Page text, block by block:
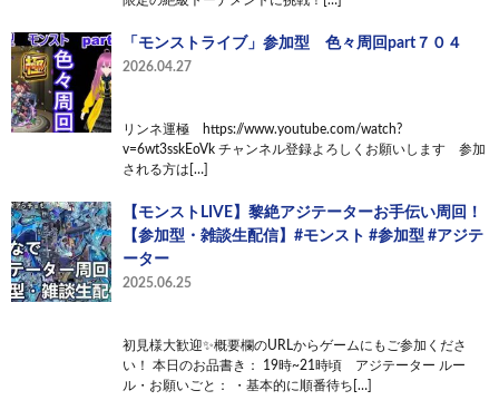
「モンストライブ」参加型 色々周回part７０４
2026.04.27
リンネ運極 https://www.youtube.com/watch?
v=6wt3sskEoVk チャンネル登録よろしくお願いします 参加
される方は[…]
【モンストLIVE】黎絶アジテーターお手伝い周回！
【参加型・雑談生配信】#モンスト #参加型 #アジテ
ーター
2025.06.25
初見様大歓迎✨概要欄のURLからゲームにもご参加くださ
い！ 本日のお品書き： 19時~21時頃 アジテーター ルー
ル・お願いごと： ・基本的に順番待ち[…]